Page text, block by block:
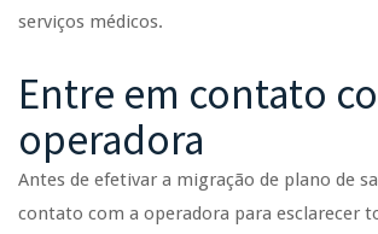
serviços médicos.
Entre em contato
operadora
Antes de efetivar a migração de plano de
contato com a operadora para esclarecer